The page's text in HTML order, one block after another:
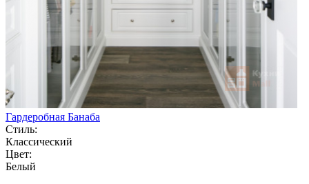
Гардеробная Банаба
Стиль:
Классический
Цвет:
Белый